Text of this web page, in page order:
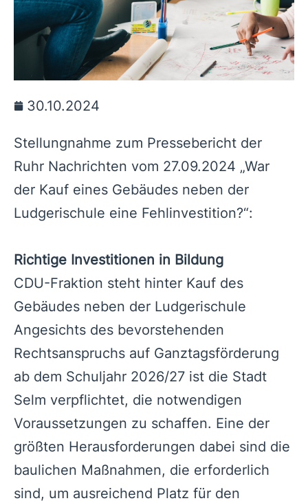
30.10.2024
Stellungnahme zum Pressebericht der
Ruhr Nachrichten vom 27.09.2024 „War
der Kauf eines Gebäudes neben der
Ludgerischule eine Fehlinvestition?“:
Richtige Investitionen in Bildung
CDU-Fraktion steht hinter Kauf des
Gebäudes neben der Ludgerischule
Angesichts des bevorstehenden
Rechtsanspruchs auf Ganztagsförderung
ab dem Schuljahr 2026/27 ist die Stadt
Selm verpflichtet, die notwendigen
Voraussetzungen zu schaffen. Eine der
größten Herausforderungen dabei sind die
baulichen Maßnahmen, die erforderlich
sind, um ausreichend Platz für den